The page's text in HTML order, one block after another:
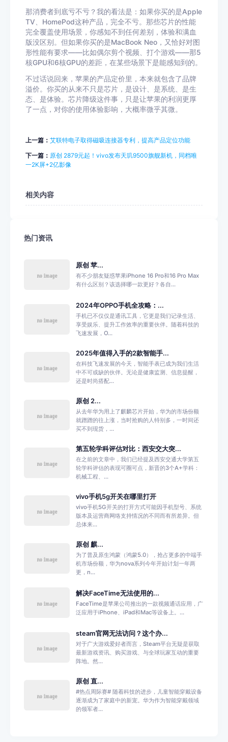
那消费者到底亏不亏？我的看法是：如果你买的是Apple
TV、HomePod这种产品，完全不亏。那些芯片的性能
完全覆盖使用场景，你感知不到任何差别，体验和满血
版没区别。但如果你买的是MacBook Neo，又恰好对图
形性能有要求——比如偶尔剪个视频、打个游戏——那5
核GPU和6核GPU的差距，在某些场景下是能感知到的。
不过话说回来，苹果的产品定价里，本来就包含了品牌
溢价。你买的从来不只是芯片，是设计、是系统、是生
态、是体验。芯片降级这件事，只是让苹果的利润更厚
了一点，对你的使用体验影响，大概率微乎其微。
上一篇： 艾联特电子取得磁吸连接器专利，提高产品定位功能
下一篇： 原创 2879元起！vivo发布天玑9500旗舰新机，同档唯
一2K屏+2亿影像
相关内容
热门资讯
原创 苹...
有不少朋友疑惑苹果iPhone 16 Pro和16 Pro Max
有什么区别？该选择哪一款更好？各自...
2024年OPPO手机全攻略：...
手机已不仅仅是通讯工具，它更是我们记录生活、
享受娱乐、提升工作效率的重要伙伴。随着科技的
飞速发展，O...
2025年值得入手的2款智能手...
在科技飞速发展的今天，智能手表已成为我们生活
中不可或缺的伙伴。无论是健康监测、信息提醒，
还是时尚搭配...
原创 2...
从去年华为用上了麒麟芯片开始，华为的市场份额
就蹭蹭的往上涨，当时抢购的人特别多，一时间还
买不到现货，...
第五轮学科评估对比：西安交大突...
在之前的文章中，我们已经提及西安交通大学第五
轮学科评估的表现可圈可点，新晋的3个A+学科：
机械工程、...
vivo手机5g开关在哪里打开
vivo手机5G开关的打开方式可能因手机型号、系统
版本及运营商网络支持情况的不同而有所差异。但
总体来...
原创 麒...
为了普及原生鸿蒙（鸿蒙5.0），抢占更多的中端手
机市场份额，华为nova系列今年开始计划一年两
更，n...
解决FaceTime无法使用的...
FaceTime是苹果公司推出的一款视频通话应用，广
泛应用于iPhone、iPad和Mac等设备上。...
steam官网无法访问？这个办...
对于广大游戏爱好者而言，Steam平台无疑是获取
最新游戏资讯、购买游戏、与全球玩家互动的重要
阵地。然...
原创 直...
#热点周际赛# 随着科技的进步，儿童智能穿戴设备
逐渐成为了家庭中的新宠。华为作为智能穿戴领域
的领军者...